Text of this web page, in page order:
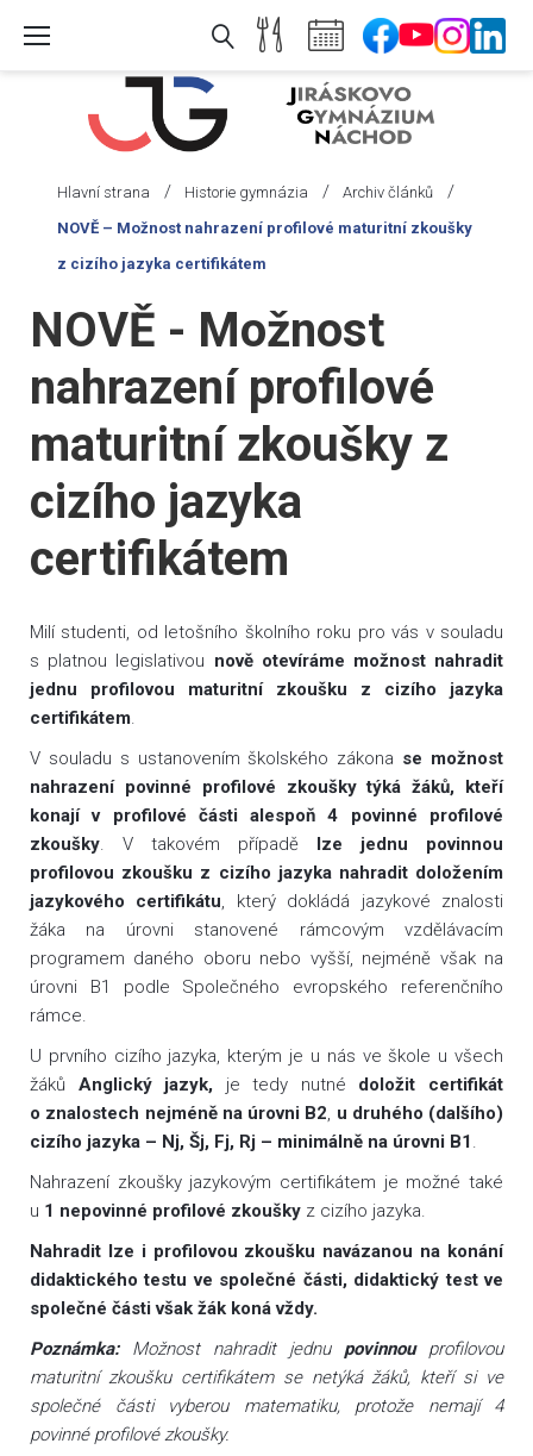
Hlavní strana / Historie gymnázia / Archiv článků /
NOVĚ – Možnost nahrazení profilové maturitní zkoušky
z cizího jazyka certifikátem
NOVĚ - Možnost
nahrazení profilové
maturitní zkoušky z
cizího jazyka
certifikátem
Milí studenti, od letošního školního roku pro vás v souladu
s platnou legislativou nově otevíráme možnost nahradit
jednu profilovou maturitní zkoušku z cizího jazyka
certifikátem.
V souladu s ustanovením školského zákona se možnost
nahrazení povinné profilové zkoušky týká žáků, kteří
konají v profilové části alespoň 4 povinné profilové
zkoušky. V takovém případě lze jednu povinnou
profilovou zkoušku z cizího jazyka nahradit doložením
jazykového certifikátu, který dokládá jazykové znalosti
žáka na úrovni stanovené rámcovým vzdělávacím
programem daného oboru nebo vyšší, nejméně však na
úrovni B1 podle Společného evropského referenčního
rámce.
U prvního cizího jazyka, kterým je u nás ve škole u všech
žáků Anglický jazyk, je tedy nutné doložit certifikát
o znalostech nejméně na úrovni B2, u druhého (dalšího)
cizího jazyka – Nj, Šj, Fj, Rj – minimálně na úrovni B1.
Nahrazení zkoušky jazykovým certifikátem je možné také
u 1 nepovinné profilové zkoušky z cizího jazyka.
Nahradit lze i profilovou zkoušku navázanou na konání
didaktického testu ve společné části, didaktický test ve
společné části však žák koná vždy.
Poznámka: Možnost nahradit jednupovinnou profilovou
maturitní zkoušku certifikátem se netýká žáků, kteří si ve
společné části vyberou matematiku, protože nemají 4
povinné profilové zkoušky.